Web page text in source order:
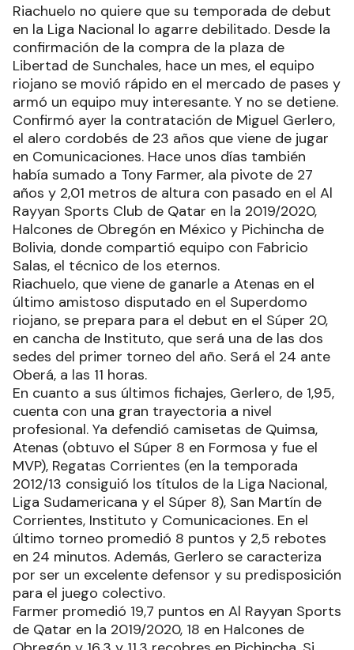
Riachuelo no quiere que su temporada de debut
en la Liga Nacional lo agarre debilitado. Desde la
confirmación de la compra de la plaza de
Libertad de Sunchales, hace un mes, el equipo
riojano se movió rápido en el mercado de pases y
armó un equipo muy interesante. Y no se detiene.
Confirmó ayer la contratación de Miguel Gerlero,
el alero cordobés de 23 años que viene de jugar
en Comunicaciones. Hace unos días también
había sumado a Tony Farmer, ala pivote de 27
años y 2,01 metros de altura con pasado en el Al
Rayyan Sports Club de Qatar en la 2019/2020,
Halcones de Obregón en México y Pichincha de
Bolivia, donde compartió equipo con Fabricio
Salas, el técnico de los eternos.
Riachuelo, que viene de ganarle a Atenas en el
último amistoso disputado en el Superdomo
riojano, se prepara para el debut en el Súper 20,
en cancha de Instituto, que será una de las dos
sedes del primer torneo del año. Será el 24 ante
Oberá, a las 11 horas.
En cuanto a sus últimos fichajes, Gerlero, de 1,95,
cuenta con una gran trayectoria a nivel
profesional. Ya defendió camisetas de Quimsa,
Atenas (obtuvo el Súper 8 en Formosa y fue el
MVP), Regatas Corrientes (en la temporada
2012/13 consiguió los títulos de la Liga Nacional,
Liga Sudamericana y el Súper 8), San Martín de
Corrientes, Instituto y Comunicaciones. En el
último torneo promedió 8 puntos y 2,5 rebotes
en 24 minutos. Además, Gerlero se caracteriza
por ser un excelente defensor y su predisposición
para el juego colectivo.
Farmer promedió 19,7 puntos en Al Rayyan Sports
de Qatar en la 2019/2020, 18 en Halcones de